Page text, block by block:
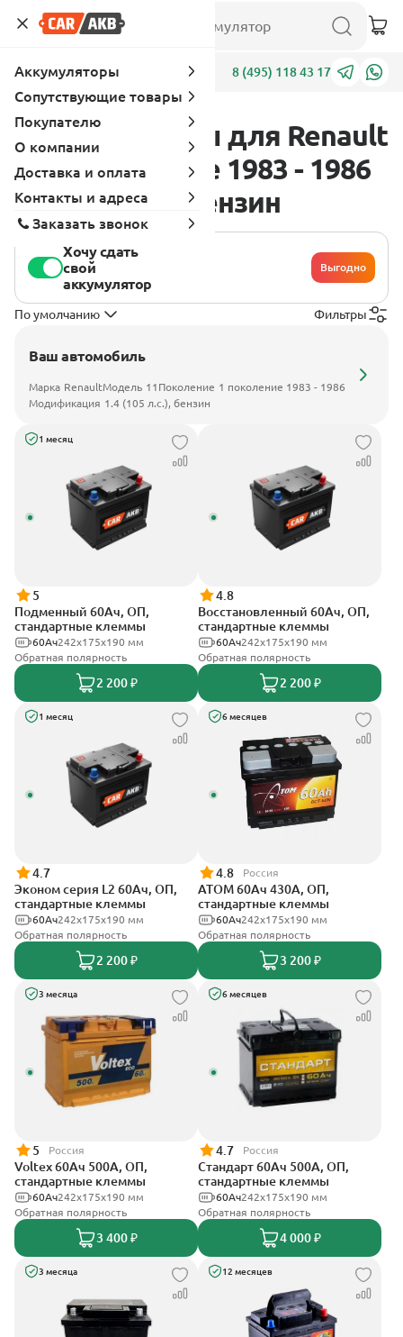
Адреса 8 (495) 118 43 17
Аккумуляторы для Renault
11 1 поколение 1983 - 1986
1.4 (105 л.с.), бензин
Хочу сдать
свой
аккумулятор
Выгодно
По умолчанию Фильтры
Ваш автомобиль
Марка RenaultМодель 11 Поколение 1 поколение 1983 - 1986
Модификация 1.4 (105 л.с.), бензин
1 месяц
5
Подменный 60Ач, ОП,
стандартные клеммы
242х175х190 мм
60Ач
Обратная полярность
2 200 ₽
4.8
Восстановленный 60Ач, ОП,
стандартные клеммы
242х175х190 мм
60Ач
Обратная полярность
2 200 ₽
1 месяц
4.7
Эконом серия L2 60Ач, ОП,
стандартные клеммы
242х175х190 мм
60Ач
Обратная полярность
2 200 ₽
6 месяцев
4.8 Россия
АТОМ 60Ач 430А, ОП,
стандартные клеммы
242х175х190 мм
60Ач
Обратная полярность
3 200 ₽
3 месяца
5 Россия
Voltex 60Ач 500А, ОП,
стандартные клеммы
242х175х190 мм
60Ач
Обратная полярность
3 400 ₽
6 месяцев
4.7 Россия
Стандарт 60Ач 500А, ОП,
стандартные клеммы
242x175x190 мм
60Ач
Обратная полярность
4 000 ₽
3 месяца 12 месяцев
Аккумуляторы
Сопутствующие товары
Покупателю
О компании
Доставка и оплата
Контакты и адреса
Заказать звонок